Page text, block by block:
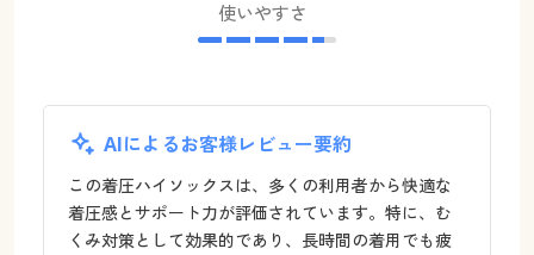
使いやすさ
AIによるお客様レビュー要約
この着圧ハイソックスは、多くの利用者から快適な
着圧感とサポート力が評価されています。特に、む
くみ対策として効果的であり、長時間の着用でも疲